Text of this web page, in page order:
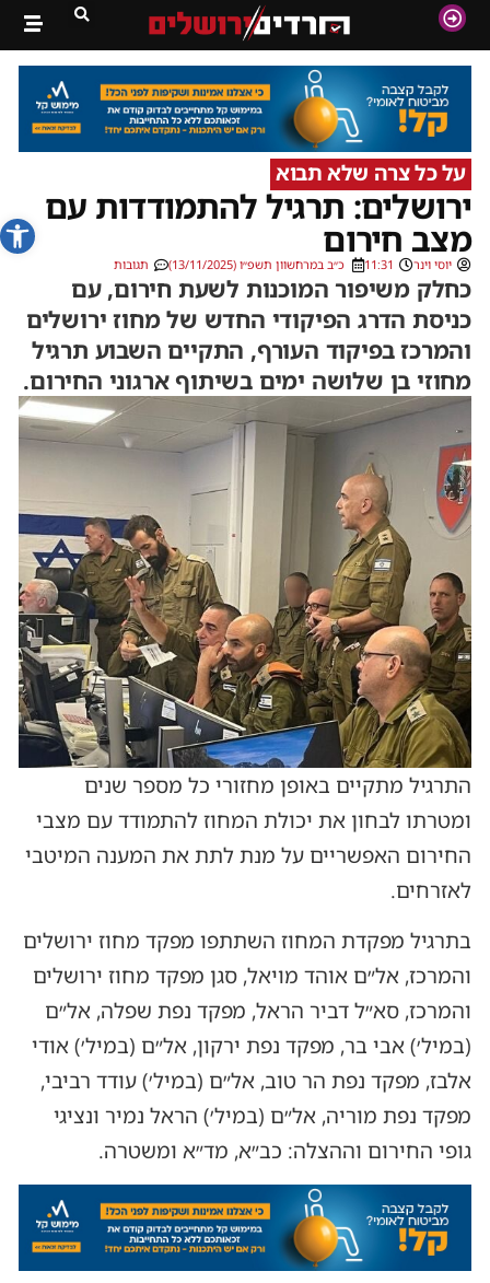
פתח
על כל צרה שלא תבוא
ירושלים: תרגיל להתמודדות עם
מצב חירום
יוסי וינר 11:31 כ״ב במרחשוון תשפ״ו (13/11/2025) תגובות
כחלק משיפור המוכנות לשעת חירום, עם
כניסת הדרג הפיקודי החדש של מחוז ירושלים
והמרכז בפיקוד העורף, התקיים השבוע תרגיל
מחוזי בן שלושה ימים בשיתוף ארגוני החירום.
התרגיל מתקיים באופן מחזורי כל מספר שנים
ומטרתו לבחון את יכולת המחוז להתמודד עם מצבי
החירום האפשריים על מנת לתת את המענה המיטבי
לאזרחים.
בתרגיל מפקדת המחוז השתתפו מפקד מחוז ירושלים
והמרכז, אל״ם אוהד מויאל, סגן מפקד מחוז ירושלים
והמרכז, סא״ל דביר הראל, מפקד נפת שפלה, אל״ם
(במיל׳) אבי בר, מפקד נפת ירקון, אל״ם (במיל׳) אודי
אלבז, מפקד נפת הר טוב, אל״ם (במיל׳) עודד רביבי,
מפקד נפת מוריה, אל״ם (במיל׳) הראל נמיר ונציגי
גופי החירום וההצלה: כב״א, מד״א ומשטרה.